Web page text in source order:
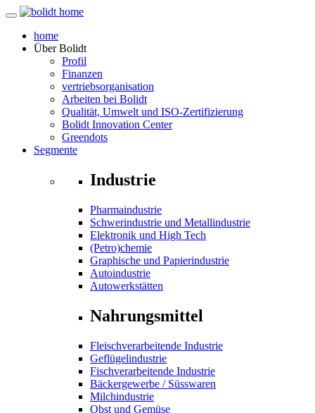
home
ÜberBolidt
Profil
Finanzen
vertriebsorganisation
Arbeiten bei Bolidt
Qualität, Umwelt und ISO-Zertifizierung
Bolidt Innovation Center
Greendots
Segmente
Industrie
Pharmaindustrie
Schwerindustrie und Metallindustrie
Elektronik und High Tech
(Petro)chemie
Graphische und Papierindustrie
Autoindustrie
Autowerkstätten
Nahrungsmittel
Fleischverarbeitende Industrie
Geflügelindustrie
Fischverarbeitende Industrie
Bäckergewerbe / Süsswaren
Milchindustrie
Obst und Gemüse